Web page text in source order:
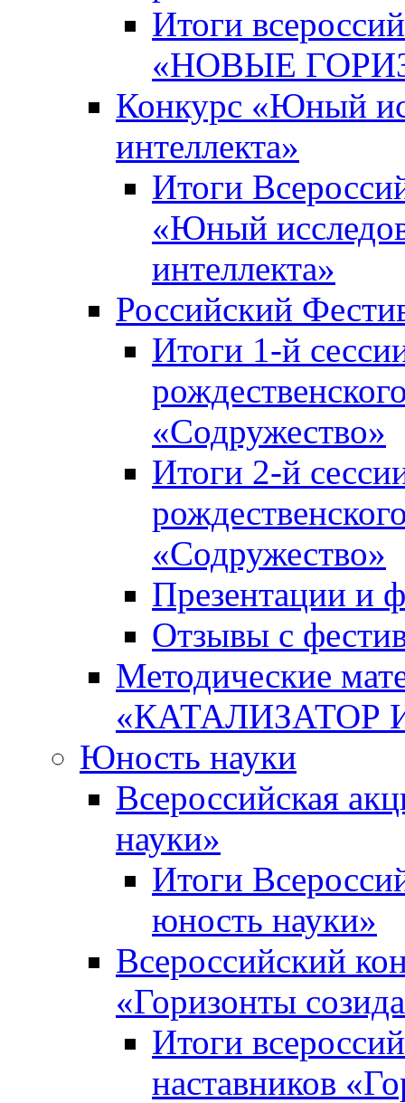
Итоги
«НОВЫЕ
Конкурс «Юный
интеллекта»
Итоги
«Юный
интеллекта»
Российский
Итоги 1-й
«Содружество»
Итоги 2-й
«Содружество»
Презентации и
Отзывы с
Методические
«КАТАЛИЗАТОР
Юность науки
Всероссийская
науки»
Итоги
юность науки»
Всероссийский
«Горизонты
Итоги
наставников